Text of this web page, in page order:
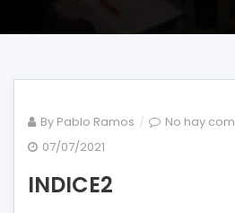
By Pablo Ramos No hay
07/07/2021
INDICE2